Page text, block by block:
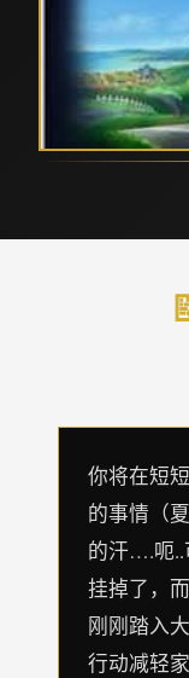
你将在短
的事情（
的汗….呃..
挂掉了，
刚刚踏入
行动减轻